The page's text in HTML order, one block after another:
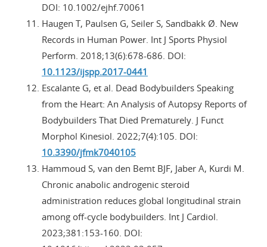
DOI: 10.1002/ejhf.70061
Haugen T, Paulsen G, Seiler S, Sandbakk Ø. New
Records in Human Power. Int J Sports Physiol
Perform. 2018;13(6):678-686. DOI:
10.1123/ijspp.2017-0441
Escalante G, et al. Dead Bodybuilders Speaking
from the Heart: An Analysis of Autopsy Reports of
Bodybuilders That Died Prematurely. J Funct
Morphol Kinesiol. 2022;7(4):105. DOI:
10.3390/jfmk7040105
Hammoud S, van den Bemt BJF, Jaber A, Kurdi M.
Chronic anabolic androgenic steroid
administration reduces global longitudinal strain
among off-cycle bodybuilders. Int J Cardiol.
2023;381:153-160. DOI: